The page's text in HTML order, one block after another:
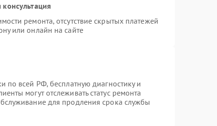
ремонта, отсутствие скрытых платежей
или онлайн на сайте
по всей РФ, бесплатную диагностику и
могут отслеживать статус ремонта
для продления срока службы